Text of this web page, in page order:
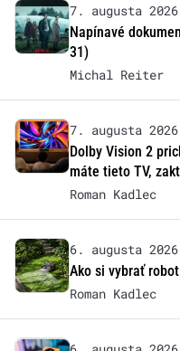
7. augusta 2026
Napínavé
31)
Michal Reiter
7. augusta 2026
Dolby Vision 2
máte tieto TV,
Roman Kadlec
6. augusta 2026
Ako si vybrať
Roman Kadlec